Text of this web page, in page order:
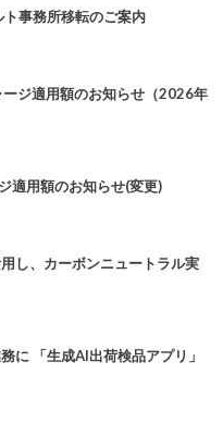
事務所移転のご案内
ジ適用額のお知らせ（2026年
用額のお知らせ(変更)
し、カーボンニュートラル実
に 「生成AI出荷検品アプリ」